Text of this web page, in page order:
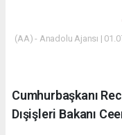
(AA) - Anadolu Ajansı |
Cumhurbaşkanı
Dışişleri Bakanı